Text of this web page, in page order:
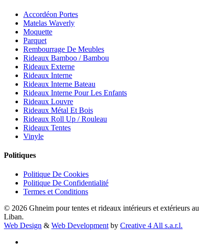
Accordéon Portes
Matelas Waverly
Moquette
Parquet
Rembourrage De Meubles
Rideaux Bamboo / Bambou
Rideaux Externe
Rideaux Interne
Rideaux Interne Bateau
Rideaux Interne Pour Les Enfants
Rideaux Louvre
Rideaux Métal Et Bois
Rideaux Roll Up / Rouleau
Rideaux Tentes
Vinyle
Politiques
Politique De Cookies
Politique De Confidentialité
Termes et Conditions
© 2026 Ghneim pour tentes et rideaux intérieurs et extérieurs au
Liban.
Web Design & Web Development by Creative 4 All s.a.r.l.